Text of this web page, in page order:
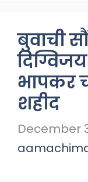
बुवाची
भापकर
शहीद
December